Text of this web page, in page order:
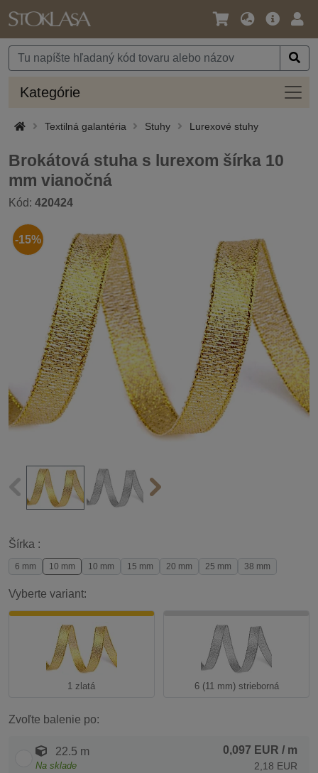
Jazyk
Mena
Hlavná
Kategórie
Textilná galantéria Stuhy Lurexové stuhy
Brokátová stuha s lurexom šírka 10
mm vianočná
Kód: 420424
-15%
Šírka :
6 mm 10 mm 10 mm 15 mm 20 mm 25 mm 38 mm
Vyberte variant:
1 zlatá 6 (11 mm) strieborná
Zvoľte balenie po:
22.5 m
Na sklade
0,097 EUR / m
2,18 EUR